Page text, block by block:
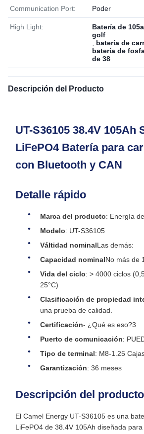
Communication Port: Poder
High Light:
Batería de
golf
batería de
batería de
de 38
Descripción del Producto
UT-S36105 38.4V 105Ah
LiFePO4 Batería para
con Bluetooth y CAN
Detalle rápido
Marca del producto: Energía
Modelo: UT-S36105
Válti­dad nominalLas demás:
Capacidad nominalNo más de
Vida del ciclo: > 4000 ciclos
25°C)
Clasificación de propiedad
una prueba de calidad.
Certificación- ¿Qué es eso?3
Puerto de comunicación:
Tipo de terminal: M8-1.25
Garantización: 36 meses
Descripción del producto
El Camel Energy UT-S36105 es una
LiFePO4 de 38.4V 105Ah diseñada para